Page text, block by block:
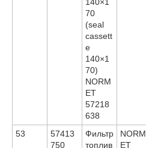
70
(seal
cassett
e
140×1
70)
NORM
ET
57218
638
53
57413
750
Фильтр
топлив
NORM
ET